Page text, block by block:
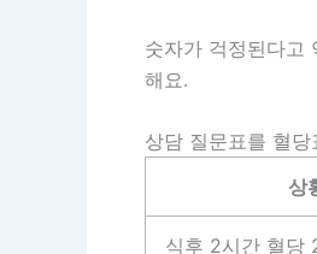
숫자가 걱정된다고
해요.
상담 질문표를 혈
상
식후 2시간 혈당